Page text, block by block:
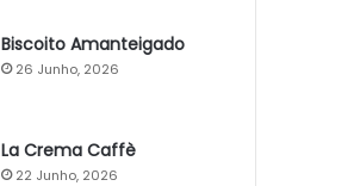
Biscoito Amanteigado
26 Junho, 2026
La Crema Caffè
22 Junho, 2026